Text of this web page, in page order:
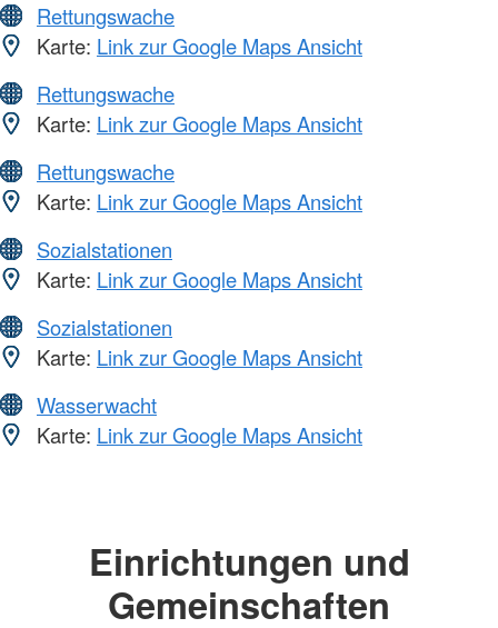
Rettungswache
Karte: Link zur Google Maps Ansicht
Rettungswache
Karte: Link zur Google Maps Ansicht
Rettungswache
Karte: Link zur Google Maps Ansicht
Sozialstationen
Karte: Link zur Google Maps Ansicht
Sozialstationen
Karte: Link zur Google Maps Ansicht
Wasserwacht
Karte: Link zur Google Maps Ansicht
Einrichtungen und
Gemeinschaften